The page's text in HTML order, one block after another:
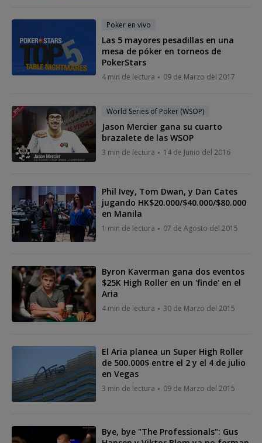
Poker en vivo
Las 5 mayores pesadillas en una
mesa de póker en torneos de
PokerStars
4 min de lectura 09 de Marzo del 2017
World Series of Poker (WSOP)
Jason Mercier gana su cuarto
brazalete de las WSOP
3 min de lectura 14 de Junio del 2016
Phil Ivey, Tom Dwan, y Dan Cates
jugando HK$20.000/$40.000/$80.000
en Manila
1 min de lectura 07 de Agosto del 2015
Byron Kaverman gana dos eventos
$25K High Roller en un 'finde' en el
Aria
4 min de lectura 30 de Marzo del 2015
El Aria planea un Super High Roller
de 500.000$ entre el 2 y el 4 de julio
en Vegas
3 min de lectura 09 de Marzo del 2015
Bye, bye "The Professionals": Gus